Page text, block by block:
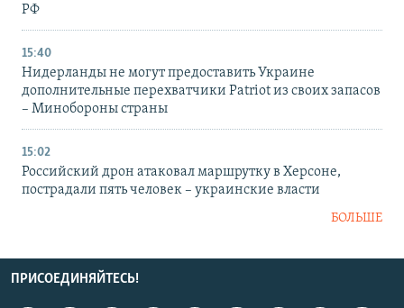
РФ
15:40
Нидерланды не могут предоставить Украине
дополнительные перехватчики Patriot из своих запасов
– Минобороны страны
15:02
Российский дрон атаковал маршрутку в Херсоне,
пострадали пять человек – украинские власти
БОЛЬШЕ
ПРИСОЕДИНЯЙТЕСЬ!